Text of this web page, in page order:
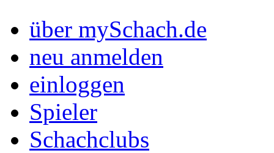
über mySchach.de
neu anmelden
einloggen
Spieler
Schachclubs